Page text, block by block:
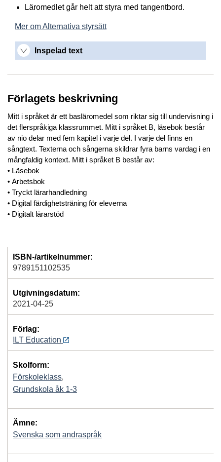
Läromedlet går helt att styra med tangentbord.
Mer om Alternativa styrsätt
Inspelad text
Förlagets beskrivning
Mitt i språket är ett basläromedel som riktar sig till undervisning i
det flerspråkiga klassrummet. Mitt i språket B, läsebok består
av nio delar med fem kapitel i varje del. I varje del finns en
sångtext. Texterna och sångerna skildrar fyra barns vardag i en
mångfaldig kontext. Mitt i språket B består av:
• Läsebok
• Arbetsbok
• Tryckt lärarhandledning
• Digital färdighetsträning för eleverna
• Digitalt lärarstöd
ISBN-/artikelnummer:
9789151102535
Utgivningsdatum:
2021-04-25
Förlag:
ILT Education
Skolform:
Förskoleklass,
Grundskola åk 1-3
Ämne:
Svenska som andraspråk